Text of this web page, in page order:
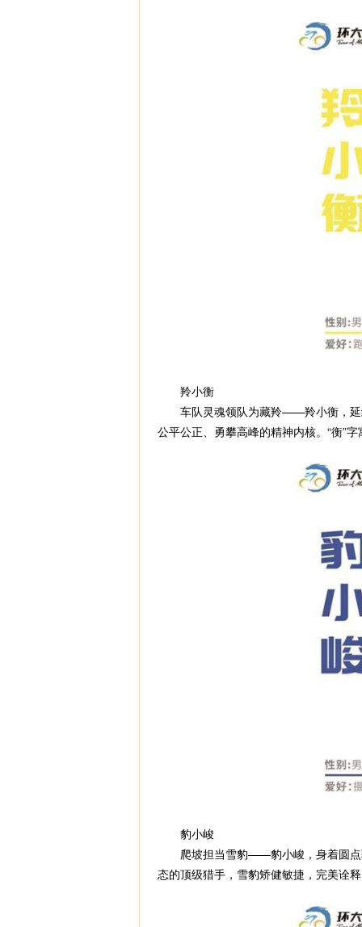
羚小衡
车队灵魂领队为藏羚——羚小衡，延续
公平公正、勇攀高峰的精神内核。“衡”
豹小峻
爬坡担当雪豹——豹小峻，身着圆点骑
态的顶级猎手，雪豹矫健敏捷，完美诠